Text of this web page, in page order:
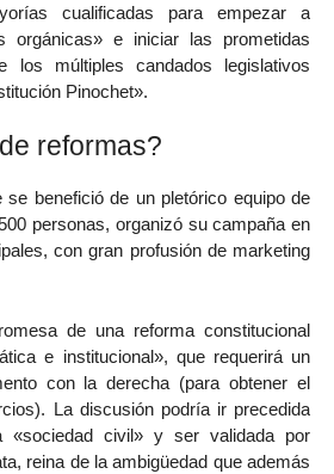
cualificadas para empezar a
orgánicas» e iniciar las prometidas
los múltiples candados legislativos
Pinochet».
reformas?
se benefició de un pletórico equipo de
personas, organizó su campaña en
con gran profusión de marketing
de una reforma constitucional
e institucional», que requerirá un
con la derecha (para obtener el
La discusión podría ir precedida
civil» y ser validada por
reina de la ambigüedad que además